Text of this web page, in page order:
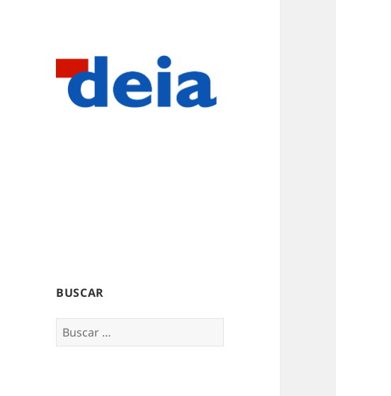
BUSCAR
Buscar: